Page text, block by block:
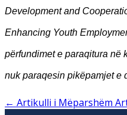
Development and
Enhancing Youth
përfundimet e paraqitura në
nuk paraqesin pikëpamjet e
← Artikulli i Mëparshëm